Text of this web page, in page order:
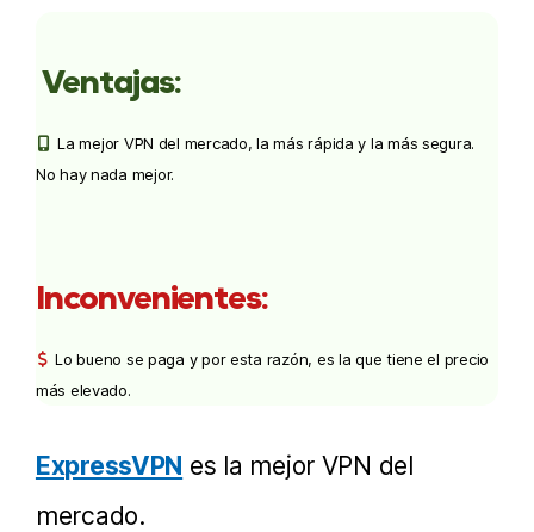
Ventajas:
La mejor VPN del mercado, la más rápida y la más segura.
No hay nada mejor.
Inconvenientes:
Lo bueno se paga y por esta razón, es la que tiene el precio
más elevado.
ExpressVPN es la mejor VPN del
mercado.